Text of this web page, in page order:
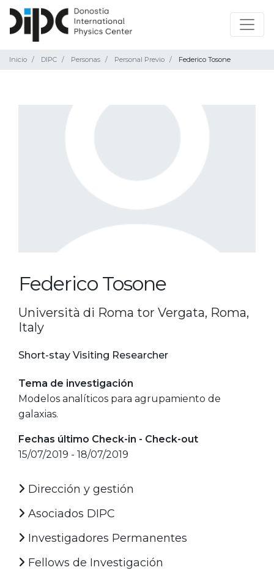
Inicio DIPC Personas Personal Previo Federico Tosone
Federico Tosone
Università di Roma tor Vergata, Roma,
Italy
Short-stay Visiting Researcher
Tema de investigación
Modelos analíticos para agrupamiento de
galaxias.
Fechas último Check-in - Check-out
15/07/2019 - 18/07/2019
Dirección y gestión
Asociados DIPC
Investigadores Permanentes
Fellows de Investigación